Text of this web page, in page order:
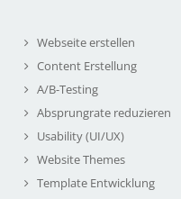
Webseite erstellen
Content Erstellung
A/B-Testing
Absprungrate reduzieren
Usability (UI/UX)
Website Themes
Template Entwicklung